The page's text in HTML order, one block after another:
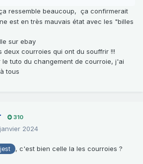
ressemble beaucoup, ça confirmerait
est en très mauvais état avec les "billes
sur ebay
deux courroies qui ont du souffrir !!!
le tuto du changement de courroie, j'ai
tous
310
2024
, c'est bien celle la les courroies ?